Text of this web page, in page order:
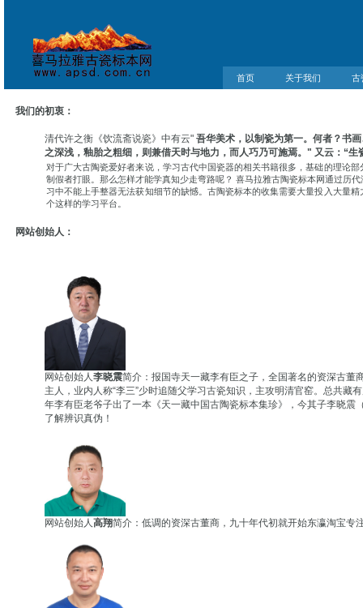
首页 关于我们 古
我们的初衷：
清代许之衡《饮流斋说瓷》中有云" 吾华美术，以制瓷为第一。何者？书
之深浅，釉胎之粗细，则兼借天时与地力，而人巧乃可施焉。" 又云：“
对于广大古陶瓷爱好者来说，学习古代中国瓷器的相关书籍很多，基础的理论
制假者打眼。那么怎样才能学真知少走弯路呢？ 喜马拉雅古陶瓷标本网通过历
习中不能上手整器无法获知细节的缺憾。古陶瓷标本的收集需要大量投入大量
个这样的学习平台。
网站创始人：
网站创始人李晓震简介：报国寺天一藏李有臣之子，全国著名的资深古董
主人，业内人称“李三”少时追随父学习古瓷知识，主攻明清官窑。总共
年李有臣老爷子出了一本《天一藏中国古陶瓷标本集珍》，今其子李晓
了解辨识真伪！
网站创始人高翔简介：低调的资深古董商，九十年代初就开始东瀛淘宝